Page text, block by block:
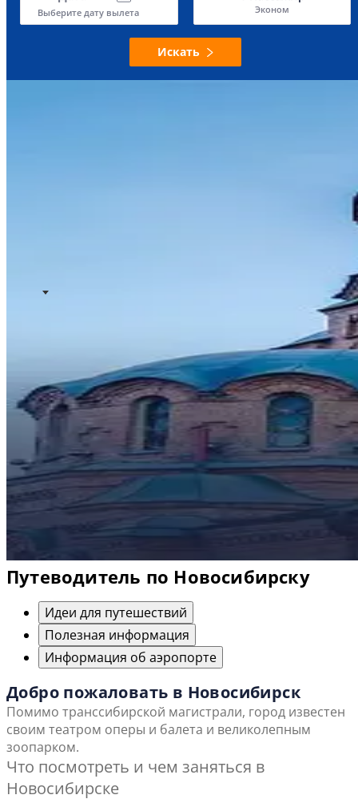
Выберите дату вылета Эконом
Искать
Путеводитель по Новосибирску
Идеи для путешествий
Полезная информация
Информация об аэропорте
Добро пожаловать в Новосибирск
Помимо транссибирской магистрали, город известен
своим театром оперы и балета и великолепным
зоопарком.
Что посмотреть и чем заняться в
Новосибирске